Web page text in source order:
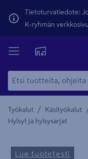
Tietoturvatiedote:
K-ryhmän
Työkalut / Käsityökalut
Hylsyt ja hylsysarjat
Yksityiskohtainen
Lue tuotetesti